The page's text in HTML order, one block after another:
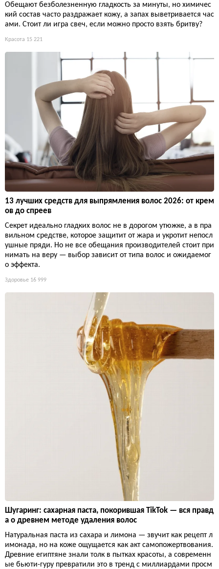
Обещают безболезненную гладкость за минуты, но химичес
кий состав часто раздражает кожу, а запах выветривается час
ами. Стоит ли игра свеч, если можно просто взять бритву?
Красота 15 221
13 лучших средств для выпрямления волос 2026: от крем
ов до спреев
Секрет идеально гладких волос не в дорогом утюжке, а в пра
вильном средстве, которое защитит от жара и укротит непосл
ушные пряди. Но не все обещания производителей стоит при
нимать на веру — выбор зависит от типа волос и ожидаемог
о эффекта.
Здоровье 16 999
Шугаринг: сахарная паста, покорившая TikTok — вся правд
а о древнем методе удаления волос
Натуральная паста из сахара и лимона — звучит как рецепт л
имонада, но на коже ощущается как акт самопожертвования.
Древние египтяне знали толк в пытках красоты, а современн
ые бьюти-гуру превратили это в тренд с миллиардами просм